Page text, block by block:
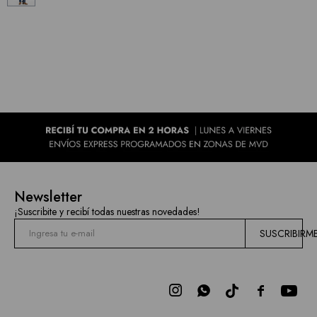
Newsletter
¡Suscribite y recibí todas nuestras novedades!

 